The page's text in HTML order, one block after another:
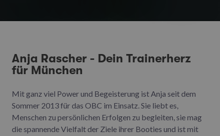
Anja Rascher - Dein Trainerherz
für München
Mit ganz viel Power und Begeisterung ist Anja seit dem
Sommer 2013 für das OBC im Einsatz. Sie liebt es,
Menschen zu persönlichen Erfolgen zu begleiten, sie mag
die spannende Vielfalt der Ziele ihrer Booties und ist mit